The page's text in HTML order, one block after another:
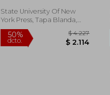
State University Of New
York Press, Tapa Blanda,
Nuevo